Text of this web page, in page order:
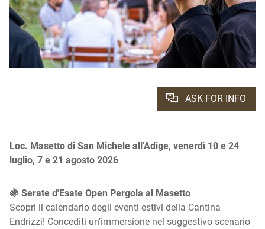
ASK FOR INFO
Loc. Masetto di San Michele all'Adige, venerdì 10 e 24
luglio, 7 e 21 agosto 2026
🍇 Serate d'Esate Open Pergola al Masetto
Scopri il calendario degli eventi estivi della Cantina
Endrizzi! Concediti un'immersione nel suggestivo scenario